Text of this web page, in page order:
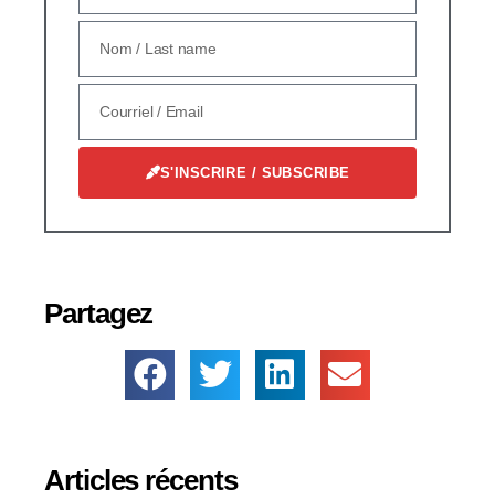
S'INSCRIRE / SUBSCRIBE
Partagez
Articles récents